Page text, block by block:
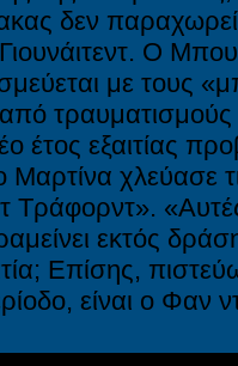
δεν
Ο
με τους
τραυματισμούς
έτος εξαιτίας
χλεύασε
Τράφορντ».
εκτός
Επίσης,
είναι ο Φαν